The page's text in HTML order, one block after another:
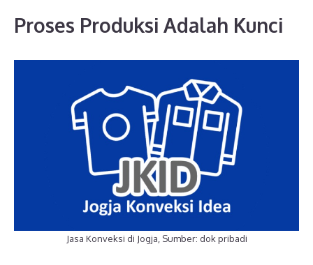
Proses Produksi Adalah Kunci
Jasa Konveksi di Jogja, Sumber: dok pribadi